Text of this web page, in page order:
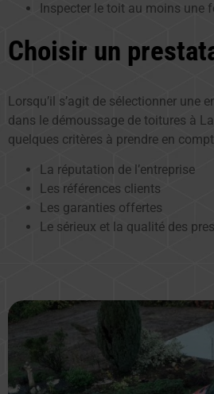
Inspecter le toit au moins une
Choisir un
Lorsqu’il s’agit de sélectionner une
dans le démoussage de toitures à
quelques critères à prendre en
La réputation de l’entreprise
Les références clients
Les garanties offertes
Le sérieux et la qualité des